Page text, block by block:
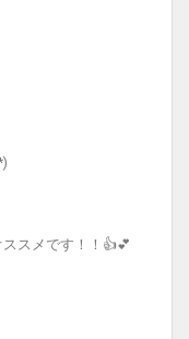
スメです！！👍💕